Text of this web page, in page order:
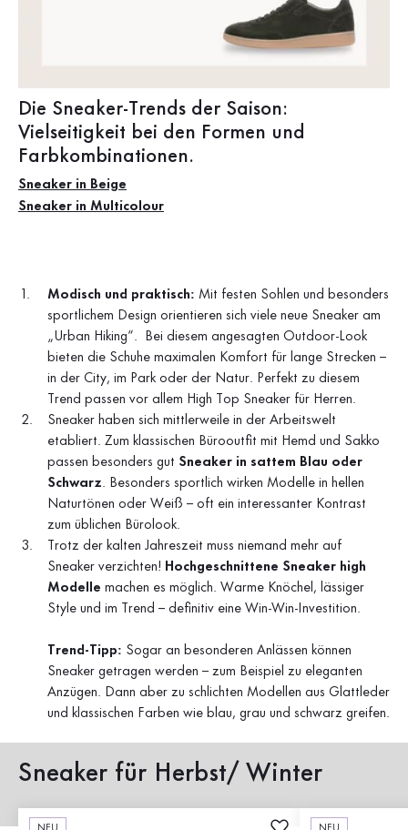
Die Sneaker-Trends der Saison:
Vielseitigkeit bei den Formen und
Farbkombinationen.
Sneaker in Beige
Sneaker in Multicolour
Modisch und praktisch: Mit festen Sohlen und besonders
sportlichem Design orientieren sich viele neue Sneaker am
„Urban Hiking“. Bei diesem angesagten Outdoor-Look
bieten die Schuhe maximalen Komfort für lange Strecken –
in der City, im Park oder der Natur. Perfekt zu diesem
Trend passen vor allem High Top Sneaker für Herren.
Sneaker haben sich mittlerweile in der Arbeitswelt
etabliert. Zum klassischen Bürooutfit mit Hemd und Sakko
passen besonders gut Sneaker in sattem Blau oder
Schwarz. Besonders sportlich wirken Modelle in hellen
Naturtönen oder Weiß – oft ein interessanter Kontrast
zum üblichen Bürolook.
Trotz der kalten Jahreszeit muss niemand mehr auf
Sneaker verzichten! Hochgeschnittene Sneaker high
Modelle machen es möglich. Warme Knöchel, lässiger
Style und im Trend – definitiv eine Win-Win-Investition.
Trend-Tipp: Sogar an besonderen Anlässen können
Sneaker getragen werden – zum Beispiel zu eleganten
Anzügen. Dann aber zu schlichten Modellen aus Glattleder
und klassischen Farben wie blau, grau und schwarz greifen.
Sneaker für Herbst/ Winter